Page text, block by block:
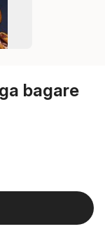
bagare